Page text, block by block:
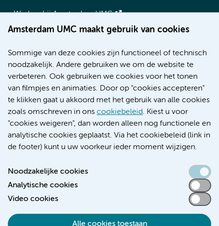
Amsterdam UMC maakt gebruik van cookies
Sommige van deze cookies zijn functioneel of technisch
noodzakelijk. Andere gebruiken we om de website te
verbeteren. Ook gebruiken we cookies voor het tonen
van filmpjes en animaties. Door op "cookies accepteren"
te klikken gaat u akkoord met het gebruik van alle cookies
zoals omschreven in ons cookiebeleid. Kiest u voor
"cookies weigeren", dan worden alleen nog functionele en
analytische cookies geplaatst. Via het cookiebeleid (link in
de footer) kunt u uw voorkeur ieder moment wijzigen.
Noodzakelijke cookies
Analytische cookies
Video cookies
Alle cookies toestaan
Werken bij Amsterdam UMC
Over Amsterdam UMC
Research
Educatie locatie AMC
Educatie locatie VUmc
Verwijzen & diagnostiek
Toegankelijkheidsverklaring
Responsible disclosure